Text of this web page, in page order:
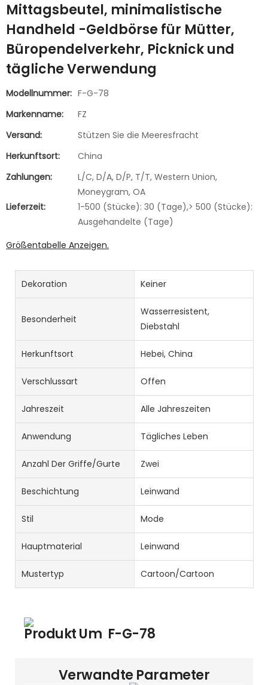
Mittagsbeutel, minimalistische
Handheld -Geldbörse für Mütter,
Büropendelverkehr, Picknick und
tägliche Verwendung
Modellnummer: F-G-78
Markenname:
FZ
Versand:
Stützen Sie die Meeresfracht
Herkunftsort:
China
Zahlungen:
L/C, D/A, D/P, T/T, Western Union,
Moneygram, OA
Lieferzeit:
1-500 (Stücke): 30 (Tage),> 500 (Stücke):
Ausgehandelte (Tage)
Größentabelle Anzeigen.
Dekoration Keiner
Besonderheit
Wasserresistent,
Diebstahl
Herkunftsort Hebei, China
Verschlussart Offen
Jahreszeit Alle Jahreszeiten
Anwendung Tägliches Leben
Anzahl Der Griffe/Gurte Zwei
Beschichtung Leinwand
Stil Mode
Hauptmaterial Leinwand
Mustertyp Cartoon/Cartoon
Produkt Um F-G-78
Verwandte Parameter